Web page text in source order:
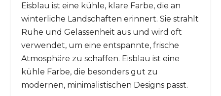
Eisblau ist eine kühle, klare Farbe, die an
winterliche Landschaften erinnert. Sie strahlt
Ruhe und Gelassenheit aus und wird oft
verwendet, um eine entspannte, frische
Atmosphäre zu schaffen. Eisblau ist eine
kühle Farbe, die besonders gut zu
modernen, minimalistischen Designs passt.